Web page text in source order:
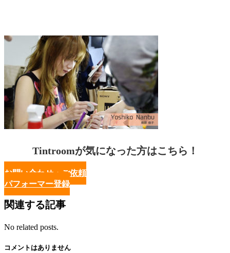
Tintroomが気になった方はこちら！
お問い合わせ・ご依頼
パフォーマー登録
関連する記事
No related posts.
コメントはありません